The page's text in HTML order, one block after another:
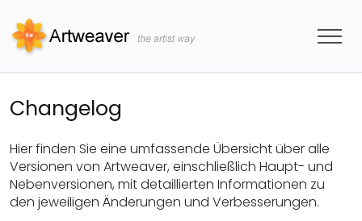
Changelog
Hier finden Sie eine umfassende Übersicht über alle
Versionen von Artweaver, einschließlich Haupt- und
Nebenversionen, mit detaillierten Informationen zu
den jeweiligen Änderungen und Verbesserungen.